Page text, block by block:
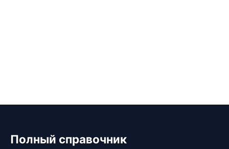
Полный справочник